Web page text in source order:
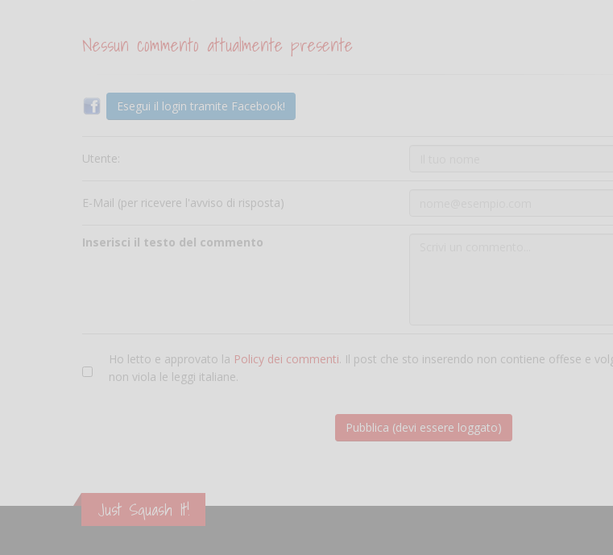
Nessun commento attualmente presente
Esegui il login tramite Facebook!
Utente:
E-Mail (per ricevere l'avviso di risposta)
Inserisci il testo del commento
Ho letto e approvato la Policy dei commenti. Il post che sto inserendo non contiene offese e
non viola le leggi italiane.
Just Squash It!